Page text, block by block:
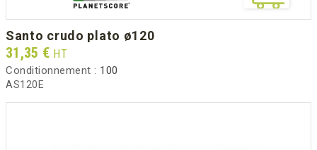
santo crudo plato ø120
Prix
31,35 € HT
Conditionnement : 100
AS120E